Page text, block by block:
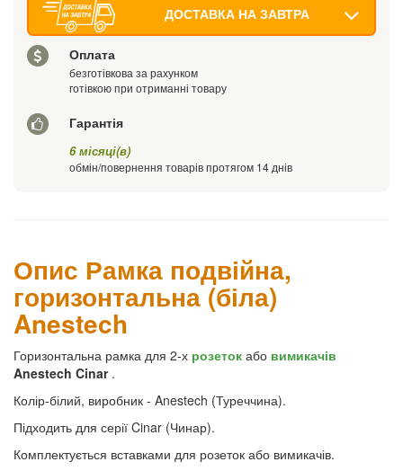
ДОСТАВКА НА ЗАВТРА
Оплата
безготівкова за рахунком
готівкою при отриманні товару
Гарантія
6 місяці(в)
обмін/повернення товарів протягом 14 днів
Опис Рамка подвійна,
горизонтальна (біла)
Anestech
Горизонтальна рамка для 2-х розеток або вимикачів
Anestech Cinar .
Колір-білий, виробник - Anestech (Туреччина).
Підходить для серії Cinar (Чинар).
Комплектується вставками для розеток або вимикачів.